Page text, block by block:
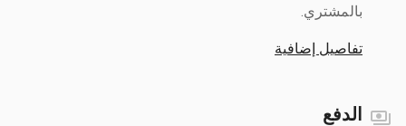
بالمشتري.
تفاصيل إضافية
الدفع